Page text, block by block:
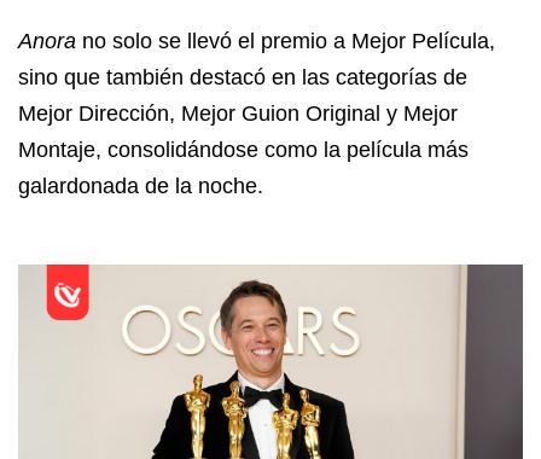
Anora no solo se llevó el premio a Mejor Película,
sino que también destacó en las categorías de
Mejor Dirección, Mejor Guion Original y Mejor
Montaje, consolidándose como la película más
galardonada de la noche.